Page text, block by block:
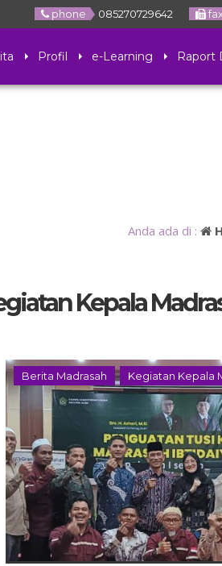
phone 085270729642 fax
Profil e-Learning Raport
Anda ada di :
Kepala
Berita Madrasah Kegiatan Kepala